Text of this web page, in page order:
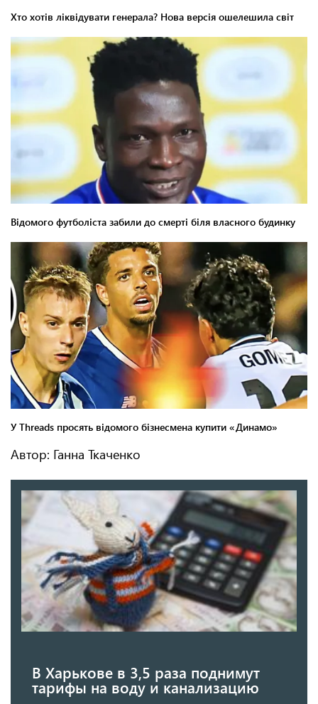
Автор: Ганна Ткаченко
В Харькове в 3,5 раза поднимут
тарифы на воду и канализацию